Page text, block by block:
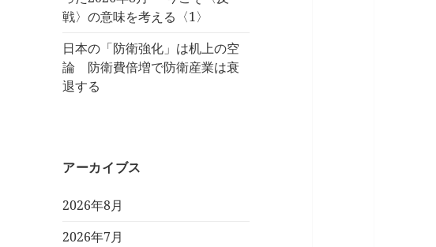
戦〉の意味を考える〈1〉
日本の「防衛強化」は机上の空
論 防衛費倍増で防衛産業は衰
退する
アーカイブス
2026年8月
2026年7月